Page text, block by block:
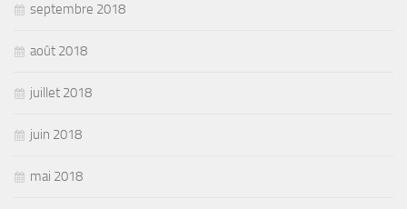
septembre 2018
août 2018
juillet 2018
juin 2018
mai 2018